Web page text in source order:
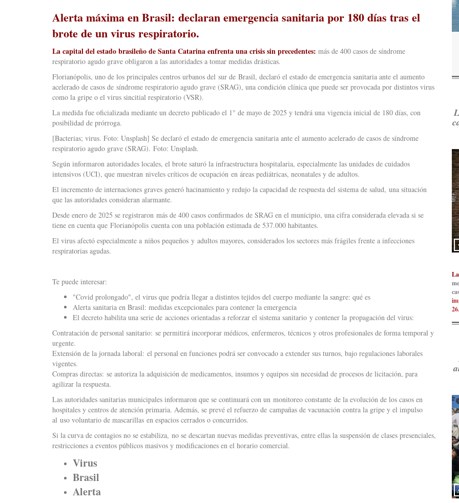
Alerta máxima en Brasil: declaran emergencia sanitaria por 180 días tras el
brote de un virus respiratorio.
La capital del estado brasileño de Santa Catarina enfrenta una crisis sin precedentes: más de 400 casos de síndrome
respiratorio agudo grave obligaron a las autoridades a tomar medidas drásticas.
Florianópolis, uno de los principales centros urbanos del sur de Brasil, declaró el estado de emergencia sanitaria ante el aumento
acelerado de casos de síndrome respiratorio agudo grave (SRAG), una condición clínica que puede ser provocada por distintos virus
como la gripe o el virus sincitial respiratorio (VSR).
La medida fue oficializada mediante un decreto publicado el 1° de mayo de 2025 y tendrá una vigencia inicial de 180 días, con
posibilidad de prórroga.
[Bacterias; virus. Foto: Unsplash] Se declaró el estado de emergencia sanitaria ante el aumento acelerado de casos de síndrome
respiratorio agudo grave (SRAG). Foto: Unsplash.
Según informaron autoridades locales, el brote saturó la infraestructura hospitalaria, especialmente las unidades de cuidados
intensivos (UCI), que muestran niveles críticos de ocupación en áreas pediátricas, neonatales y de adultos.
El incremento de internaciones graves generó hacinamiento y redujo la capacidad de respuesta del sistema de salud, una situación
que las autoridades consideran alarmante.
Desde enero de 2025 se registraron más de 400 casos confirmados de SRAG en el municipio, una cifra considerada elevada si se
tiene en cuenta que Florianópolis cuenta con una población estimada de 537.000 habitantes.
El virus afectó especialmente a niños pequeños y adultos mayores, considerados los sectores más frágiles frente a infecciones
respiratorias agudas.
Te puede interesar:
"Covid prolongado", el virus que podría llegar a distintos tejidos del cuerpo mediante la sangre: qué es
Alerta sanitaria en Brasil: medidas excepcionales para contener la emergencia
El decreto habilita una serie de acciones orientadas a reforzar el sistema sanitario y contener la propagación del virus:
Contratación de personal sanitario: se permitirá incorporar médicos, enfermeros, técnicos y otros profesionales de forma temporal y
urgente.
Extensión de la jornada laboral: el personal en funciones podrá ser convocado a extender sus turnos, bajo regulaciones laborales
vigentes.
Compras directas: se autoriza la adquisición de medicamentos, insumos y equipos sin necesidad de procesos de licitación, para
agilizar la respuesta.
Las autoridades sanitarias municipales informaron que se continuará con un monitoreo constante de la evolución de los casos en
hospitales y centros de atención primaria. Además, se prevé el refuerzo de campañas de vacunación contra la gripe y el impulso
al uso voluntario de mascarillas en espacios cerrados o concurridos.
Si la curva de contagios no se estabiliza, no se descartan nuevas medidas preventivas, entre ellas la suspensión de clases presenciales,
restricciones a eventos públicos masivos y modificaciones en el horario comercial.
Virus
Brasil
Alerta